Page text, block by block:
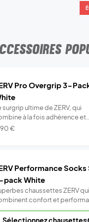
Pro Overgrip 3-
surgrip ultime de ZERV, qui
à la fois adhérence et
Info
€
Performance Socks
pack White
chaussettes ZERV qui
confort et
Info